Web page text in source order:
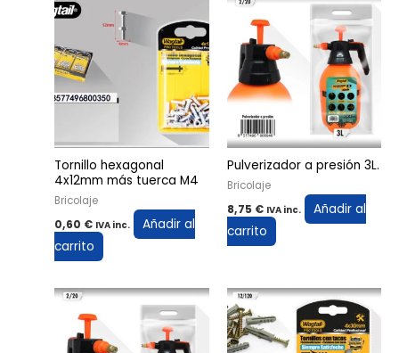
Tornillo hexagonal
4x12mm más tuerca M4
Bricolaje
0,60 € IVA inc.
Añadir al
carrito
Pulverizador a presión 3L.
Bricolaje
8,75 € IVA inc.
Añadir al
carrito